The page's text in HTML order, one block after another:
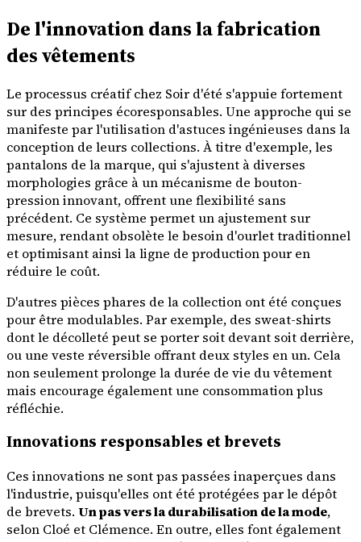
De l'innovation dans la fabrication
des vêtements
Le processus créatif chez Soir d'été s'appuie fortement
sur des principes écoresponsables. Une approche qui se
manifeste par l'utilisation d'astuces ingénieuses dans la
conception de leurs collections. À titre d'exemple, les
pantalons de la marque, qui s'ajustent à diverses
morphologies grâce à un mécanisme de bouton-
pression innovant, offrent une flexibilité sans
précédent. Ce système permet un ajustement sur
mesure, rendant obsolète le besoin d'ourlet traditionnel
et optimisant ainsi la ligne de production pour en
réduire le coût.
D'autres pièces phares de la collection ont été conçues
pour être modulables. Par exemple, des sweat-shirts
dont le décolleté peut se porter soit devant soit derrière,
ou une veste réversible offrant deux styles en un. Cela
non seulement prolonge la durée de vie du vêtement
mais encourage également une consommation plus
réfléchie.
Innovations responsables et brevets
Ces innovations ne sont pas passées inaperçues dans
l'industrie, puisqu'elles ont été protégées par le dépôt
de brevets. Un pas vers la durabilisation de la mode,
selon Cloé et Clémence. En outre, elles font également